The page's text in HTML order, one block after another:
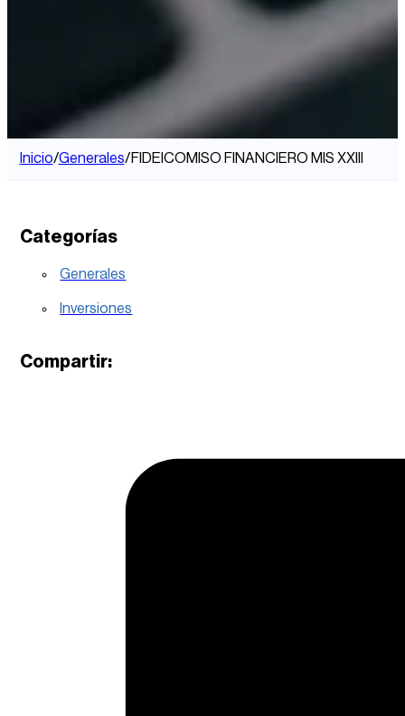
Inicio/Generales/FIDEICOMISO FINANCIERO MIS XXIII
Categorías
Generales
Inversiones
Compartir: